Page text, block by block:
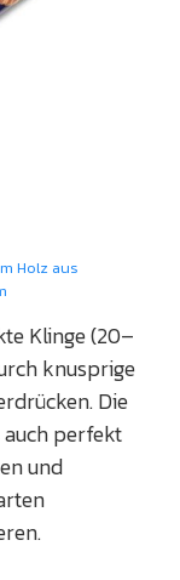
Holz aus
Klinge (20–
knusprige
Die
auch perfekt
und